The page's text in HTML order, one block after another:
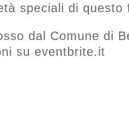
speciali di
dal Comune di
su eventbrite.it